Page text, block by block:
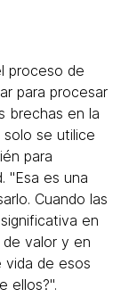
proceso de
para procesar
brechas en la
se utilice
para
"Esa es una
Cuando las
en
de valor y en
vida de esos
ellos?".